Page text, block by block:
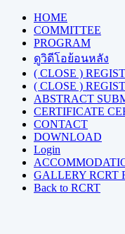
HOME
COMMITTEE
PROGRAM
ดูวิดีโอย้อนหลัง
( CLOSE )
( CLOSE )
ABSTRACT
CERTIFICATE
CONTACT
DOWNLOAD
Login
GALLERY RCRT
Back to RCRT